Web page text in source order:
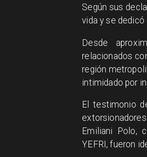
Según sus
vida y se
Desde
relacionados
región
intimidado por
El testimonio
Emiliani Polo,
YEFRI, fueron